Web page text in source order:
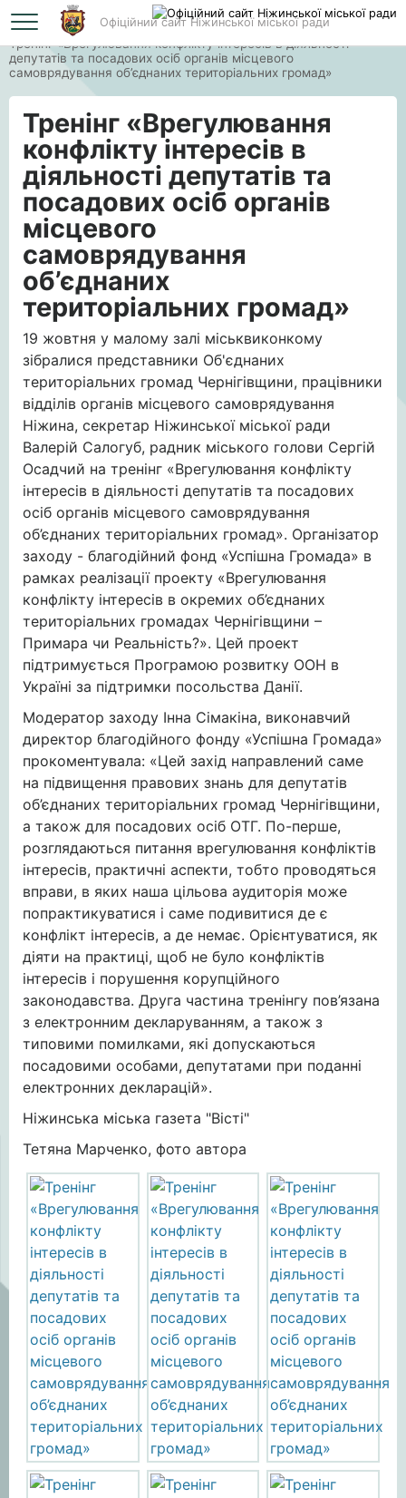
Офіційний сайт Ніжинської міської ради
Головна
Тренінг «Врегулювання конфлікту інтересів в діяльності
депутатів та посадових осіб органів місцевого
самоврядування об’єднаних територіальних громад»
Тренінг «Врегулювання
конфлікту інтересів в
діяльності депутатів та
посадових осіб органів
місцевого
самоврядування
об’єднаних
територіальних громад»
19 жовтня у малому залі міськвиконкому
зібралися представники Об'єднаних
територіальних громад Чернігівщини, працівники
відділів органів місцевого самоврядування
Ніжина, секретар Ніжинської міської ради
Валерій Салогуб, радник міського голови Сергій
Осадчий на тренінг «Врегулювання конфлікту
інтересів в діяльності депутатів та посадових
осіб органів місцевого самоврядування
об’єднаних територіальних громад». Організатор
заходу - благодійний фонд «Успішна Громада» в
рамках реалізації проекту «Врегулювання
конфлікту інтересів в окремих об’єднаних
територіальних громадах Чернігівщини –
Примара чи Реальність?». Цей проект
підтримується Програмою розвитку ООН в
Україні за підтримки посольства Данії.
Модератор заходу Інна Сімакіна, виконавчий
директор благодійного фонду «Успішна Громада»
прокоментувала: «Цей захід направлений саме
на підвищення правових знань для депутатів
об’єднаних територіальних громад Чернігівщини,
а також для посадових осіб ОТГ. По-перше,
розглядаються питання врегулювання конфліктів
інтересів, практичні аспекти, тобто проводяться
вправи, в яких наша цільова аудиторія може
попрактикуватися і саме подивитися де є
конфлікт інтересів, а де немає. Орієнтуватися, як
діяти на практиці, щоб не було конфліктів
інтересів і порушення корупційного
законодавства. Друга частина тренінгу пов’язана
з електронним декларуванням, а також з
типовими помилками, які допускаються
посадовими особами, депутатами при поданні
електронних декларацій».
Ніжинська міська газета "Вісті"
Тетяна Марченко, фото автора